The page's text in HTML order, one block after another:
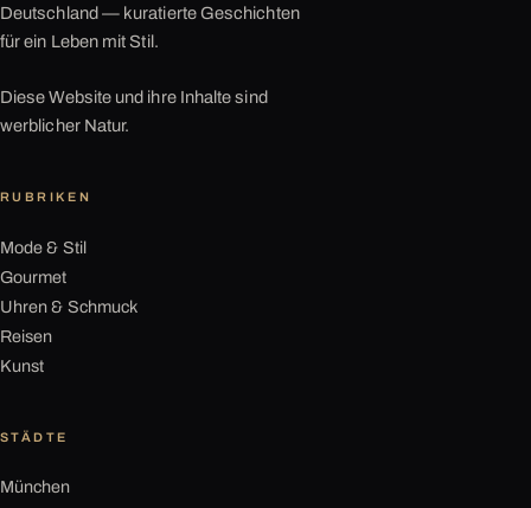
Deutschland — kuratierte Geschichten
für ein Leben mit Stil.
Diese Website und ihre Inhalte sind
werblicher Natur.
RUBRIKEN
Mode & Stil
Gourmet
Uhren & Schmuck
Reisen
Kunst
STÄDTE
München